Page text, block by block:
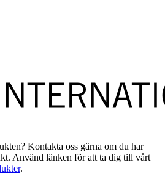
Kontakta oss gärna om du har
Använd länken för att ta dig till vårt
.